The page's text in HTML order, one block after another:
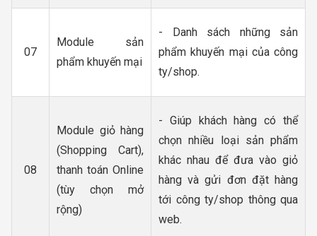
07
Module sản
phẩm khuyến mại
- Danh sách những sản
phẩm khuyến mại của công
ty/shop.
08
Module giỏ hàng
(Shopping Cart),
thanh toán Online
(tùy chọn mở
rộng)
- Giúp khách hàng có thể
chọn nhiều loại sản phẩm
khác nhau để đưa vào giỏ
hàng và gửi đơn đặt hàng
tới công ty/shop thông qua
web.